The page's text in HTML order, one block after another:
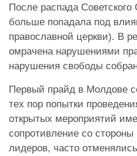
После распада
больше попадала под
православной церкви). В
омрачена нарушениями
нарушения свободы
Первый прайд в Молдове
тех пор попытки
открытых мероприятий
сопротивление со
лидеров, часто